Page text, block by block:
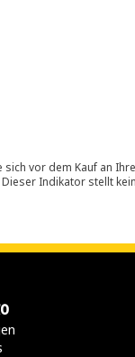
vor dem Kauf an
Indikator stellt